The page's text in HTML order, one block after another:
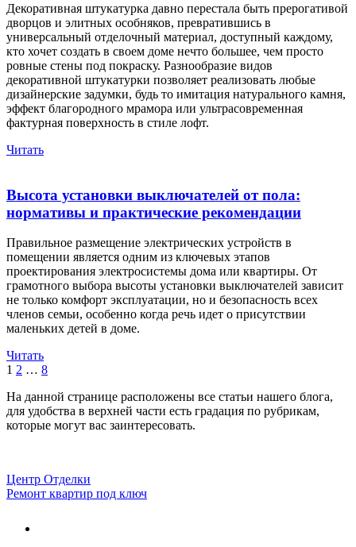
Декоративная штукатурка давно перестала быть прерогативой
дворцов и элитных особняков, превратившись в
универсальный отделочный материал, доступный каждому,
кто хочет создать в своем доме нечто большее, чем просто
ровные стены под покраску. Разнообразие видов
декоративной штукатурки позволяет реализовать любые
дизайнерские задумки, будь то имитация натурального камня,
эффект благородного мрамора или ультрасовременная
фактурная поверхность в стиле лофт.
Читать
Высота установки выключателей от пола:
нормативы и практические рекомендации
Правильное размещение электрических устройств в
помещении является одним из ключевых этапов
проектирования электросистемы дома или квартиры. От
грамотного выбора высоты установки выключателей зависит
не только комфорт эксплуатации, но и безопасность всех
членов семьи, особенно когда речь идет о присутствии
маленьких детей в доме.
Читать
1 2 … 8
На данной странице расположены все статьи нашего блога,
для удобства в верхней части есть градация по рубрикам,
которые могут вас заинтересовать.
Центр Отделки
Ремонт квартир под ключ